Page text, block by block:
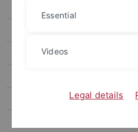
MitarbeiterInnen
Essential
Videos
Legal details